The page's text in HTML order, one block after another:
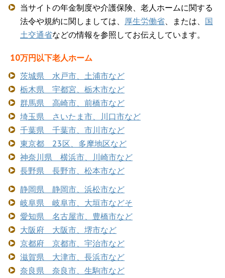
当サイトの年金制度や介護保険、老人ホームに関する
法令や規約に関しましては、 厚生労働省 、または、 国
土交通省などの情報を参照してお伝えしています。
10万円以下老人ホーム
茨城県 水戸市、土浦市など
栃木県 宇都宮、栃木市など
群馬県 高崎市、前橋市など
埼玉県 さいたま市、川口市など
千葉県 千葉市、市川市など
東京都 23区、多摩地区など
神奈川県 横浜市、川崎市など
長野県 長野市、松本市など
静岡県 静岡市、浜松市など
岐阜県 岐阜市、大垣市などそ
愛知県 名古屋市、豊橋市など
大阪府 大阪市、堺市など
京都府 京都市、宇治市など
滋賀県 大津市、長浜市など
奈良県 奈良市、生駒市など